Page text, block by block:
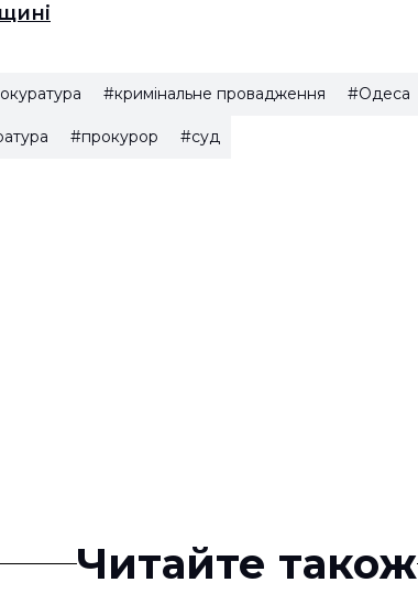
#кримінальне провадження #Одеса
#прокурор #суд
Читайте також